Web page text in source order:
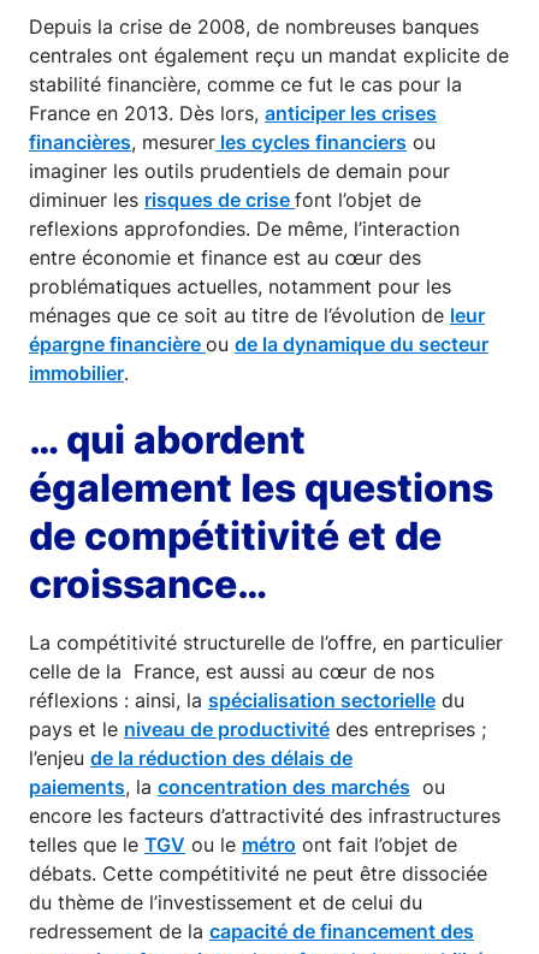
Depuis la crise de 2008, de nombreuses banques
centrales ont également reçu un mandat explicite de
stabilité financière, comme ce fut le cas pour la
France en 2013. Dès lors, anticiper les crises
financières, mesurer les cycles financiers ou
imaginer les outils prudentiels de demain pour
diminuer les risques de crise font l’objet de
reflexions approfondies. De même, l’interaction
entre économie et finance est au cœur des
problématiques actuelles, notamment pour les
ménages que ce soit au titre de l’évolution de leur
épargne financière ou de la dynamique du secteur
immobilier.
… qui abordent
également les questions
de compétitivité et de
croissance…
La compétitivité structurelle de l’offre, en particulier
celle de la France, est aussi au cœur de nos
réflexions : ainsi, la spécialisation sectorielle du
pays et le niveau de productivité des entreprises ;
l’enjeu de la réduction des délais de
paiements, la concentration des marchés ou
encore les facteurs d’attractivité des infrastructures
telles que le TGV ou le métro ont fait l’objet de
débats. Cette compétitivité ne peut être dissociée
du thème de l’investissement et de celui du
redressement de la capacité de financement des